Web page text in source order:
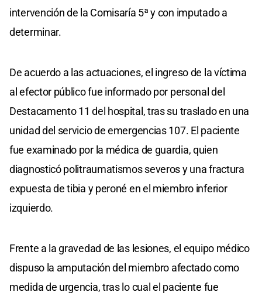
intervención de la Comisaría 5ª y con imputado a
determinar.
De acuerdo a las actuaciones, el ingreso de la víctima
al efector público fue informado por personal del
Destacamento 11 del hospital, tras su traslado en una
unidad del servicio de emergencias 107. El paciente
fue examinado por la médica de guardia, quien
diagnosticó politraumatismos severos y una fractura
expuesta de tibia y peroné en el miembro inferior
izquierdo.
Frente a la gravedad de las lesiones, el equipo médico
dispuso la amputación del miembro afectado como
medida de urgencia, tras lo cual el paciente fue